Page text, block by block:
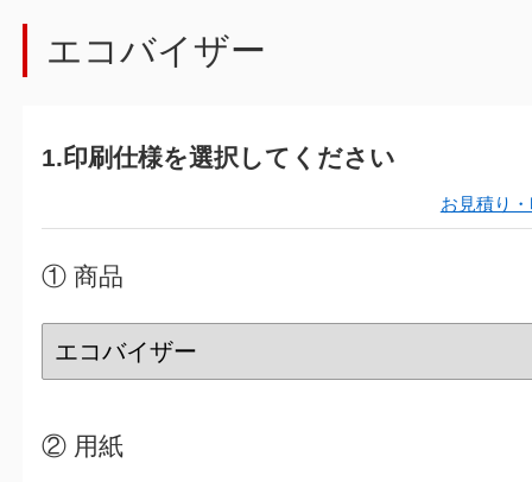
エコバイザー
1.印刷仕様を選択してください
お見積り
① 商品
② 用紙